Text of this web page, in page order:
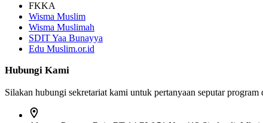
FKKA
Wisma Muslim
Wisma Muslimah
SDIT Yaa Bunayya
Edu Muslim.or.id
Hubungi Kami
Silakan hubungi sekretariat kami untuk pertanyaan seputar program